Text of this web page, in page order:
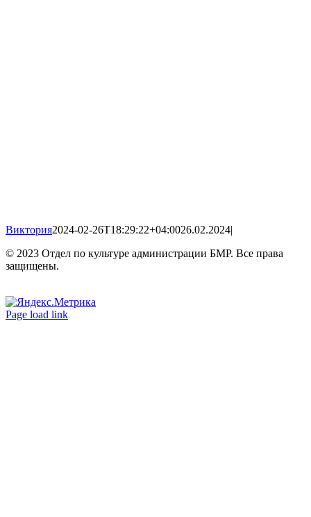
Виктория2024-02-26T18:29:22+04:0026.02.2024|
© 2023 Отдел по культуре администрации БМР. Все права
защищены.
Вконтакте
Одноклассники
Page load link